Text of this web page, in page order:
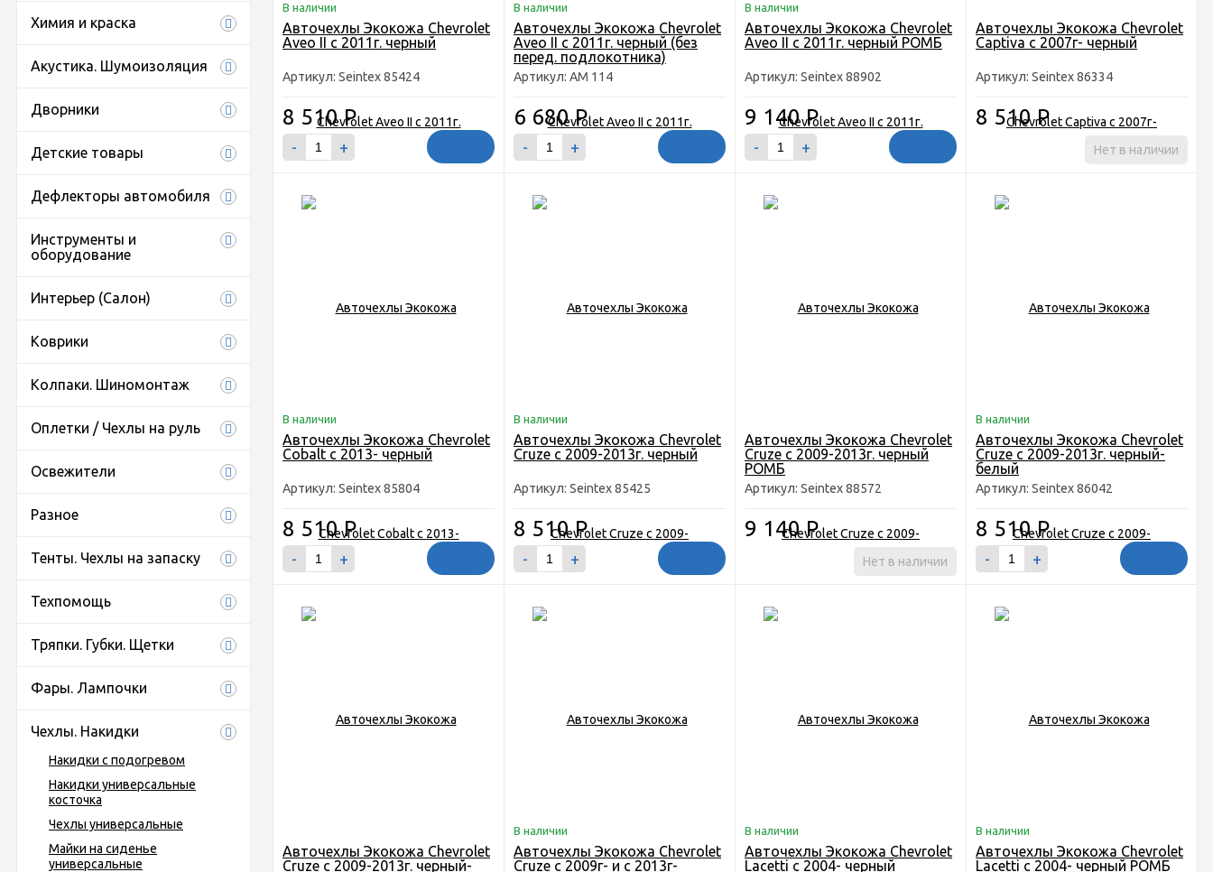
Химия и краска
Акустика. Шумоизоляция
Дворники
Детские товары
Дефлекторы автомобиля
Инструменты и
оборудование
Интерьер (Салон)
Коврики
Колпаки. Шиномонтаж
Оплетки / Чехлы на руль
Освежители
Разное
Тенты. Чехлы на запаску
Техпомощь
Тряпки. Губки. Щетки
Фары. Лампочки
Чехлы. Накидки
Накидки с подогревом
Накидки универсальные
косточка
Чехлы универсальные
Майки на сиденье
универсальные
В наличии
Авточехлы Экокожа Chevrolet
Aveo II с 2011г. черный
Артикул: Seintex 85424
8 510Р
- +
В наличии
Авточехлы Экокожа Chevrolet
Aveo II с 2011г. черный (без
перед. подлокотника)
Артикул: AM 114
6 680Р
- +
В наличии
Авточехлы Экокожа Chevrolet
Aveo II с 2011г. черный РОМБ
Артикул: Seintex 88902
9 140Р
- +
Авточехлы Экокожа Chevrolet
Captiva с 2007г- черный
Артикул: Seintex 86334
8 510Р
Нет в наличии
В наличии
Авточехлы Экокожа Chevrolet
Cobalt с 2013- черный
Артикул: Seintex 85804
8 510Р
- +
В наличии
Авточехлы Экокожа Chevrolet
Cruze с 2009-2013г. черный
Артикул: Seintex 85425
8 510Р
- +
Авточехлы Экокожа Chevrolet
Cruze с 2009-2013г. черный
РОМБ
Артикул: Seintex 88572
9 140Р
Нет в наличии
В наличии
Авточехлы Экокожа Chevrolet
Cruze с 2009-2013г. черный-
белый
Артикул: Seintex 86042
8 510Р
- +
Авточехлы Экокожа Chevrolet
Cruze с 2009-2013г. черный-
В наличии
Авточехлы Экокожа Chevrolet
Cruze с 2009г- и с 2013г-
В наличии
Авточехлы Экокожа Chevrolet
Lacetti с 2004- черный
В наличии
Авточехлы Экокожа Chevrolet
Lacetti с 2004- черный РОМБ